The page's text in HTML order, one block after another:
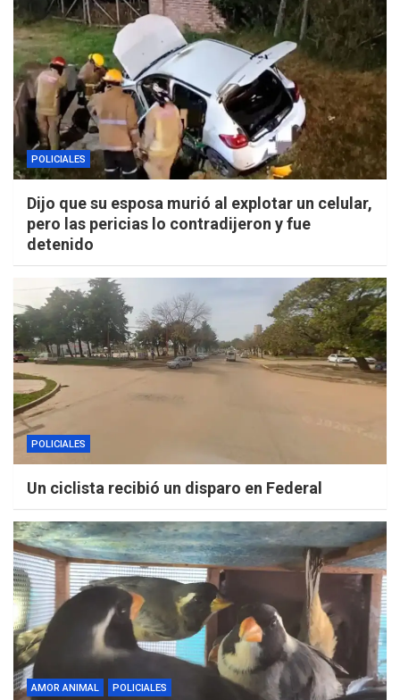
POLICIALES
Dijo que su esposa murió al explotar un celular,
pero las pericias lo contradijeron y fue
detenido
POLICIALES
Un ciclista recibió un disparo en Federal
AMOR ANIMAL POLICIALES